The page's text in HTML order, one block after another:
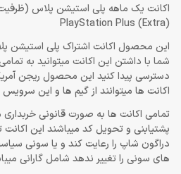
(PlayStation Plus (Extra
این محصول اکانت اشتراک پلی استیشن
شما با داشتن این اکانت میتوانید به
دسترسی پیدا کنید این محصول ریجن
اکانت ها میتوانند از گیم ها و این سرویس
تمامی اکانت ها به صورت قانونی
پشتیابنی و تحویل کد میباشند این اکانت
دراگون شاپ را رعایت کند و یا سونی
های سونی را تغییر ندهد شامل گارانی